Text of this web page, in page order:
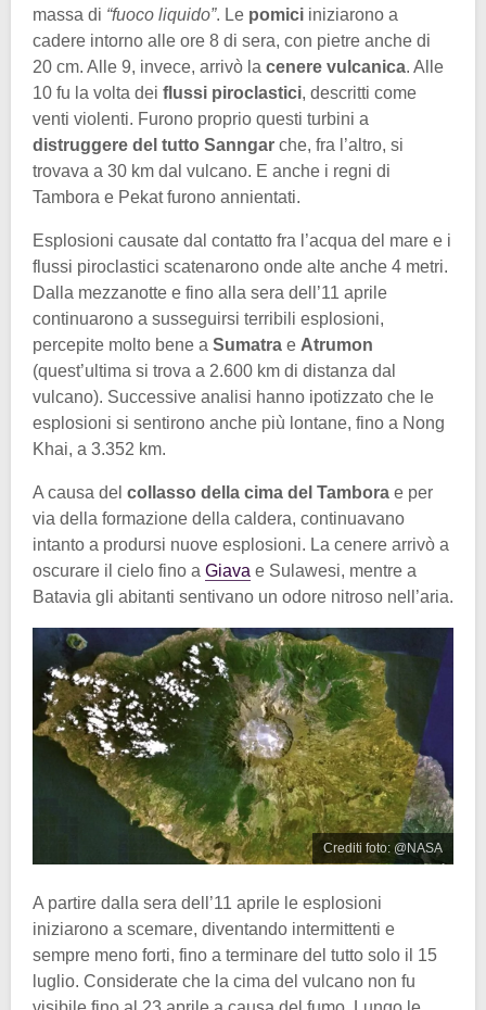
massa di “fuoco liquido”. Le pomici iniziarono a
cadere intorno alle ore 8 di sera, con pietre anche di
20 cm. Alle 9, invece, arrivò la cenere vulcanica. Alle
10 fu la volta dei flussi piroclastici, descritti come
venti violenti. Furono proprio questi turbini a
distruggere del tutto Sanngar che, fra l’altro, si
trovava a 30 km dal vulcano. E anche i regni di
Tambora e Pekat furono annientati.
Esplosioni causate dal contatto fra l’acqua del mare e i
flussi piroclastici scatenarono onde alte anche 4 metri.
Dalla mezzanotte e fino alla sera dell’11 aprile
continuarono a susseguirsi terribili esplosioni,
percepite molto bene a Sumatra e Atrumon
(quest’ultima si trova a 2.600 km di distanza dal
vulcano). Successive analisi hanno ipotizzato che le
esplosioni si sentirono anche più lontane, fino a Nong
Khai, a 3.352 km.
A causa del collasso della cima del Tambora e per
via della formazione della caldera, continuavano
intanto a prodursi nuove esplosioni. La cenere arrivò a
oscurare il cielo fino a Giava e Sulawesi, mentre a
Batavia gli abitanti sentivano un odore nitroso nell’aria.
Crediti foto: @NASA
A partire dalla sera dell’11 aprile le esplosioni
iniziarono a scemare, diventando intermittenti e
sempre meno forti, fino a terminare del tutto solo il 15
luglio. Considerate che la cima del vulcano non fu